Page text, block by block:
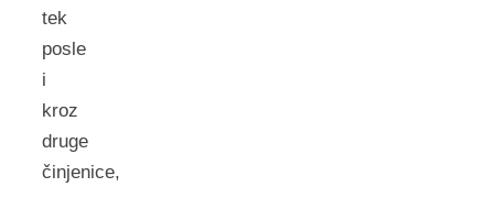
tek
posle
i
kroz
druge
činjenice,